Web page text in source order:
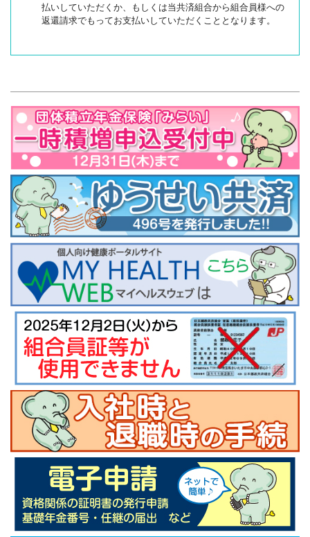
払いしていただくか、もしくは当共済組合から組合員様への
返還請求でもってお支払いしていただくこととなります。